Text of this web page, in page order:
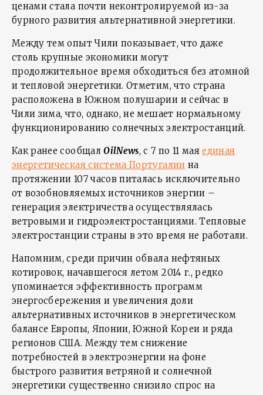
ценами стала почти неконтролируемой из-за
бурного развития альтернативной энергетики.
Между тем опыт Чили показывает, что даже
столь крупные экономики могут
продолжительное время обходиться без атомной
и тепловой энергетики. Отметим, что страна
расположена в Южном полушарии и сейчас в
Чили зима, что, однако, не мешает нормальному
функционированию солнечных электростанций.
Как ранее сообщалOilNews, с 7 по 11 маяединая
энергетическая система Португалии на
протяжении 107 часов питалась исключительно
от возобновляемых источников энергии –
генерация электричества осуществлялась
ветровыми и гидроэлектростанциями. Тепловые
электростанции страны в это время не работали.
Напомним, среди причин обвала нефтяных
котировок, начавшегося летом 2014 г., редко
упоминается эффективность программ
энергосбережения и увеличения доли
альтернативных источников в энергетическом
балансе Европы, Японии, Южной Кореи и ряда
регионов США. Между тем снижение
потребностей в электроэнергии на фоне
быстрого развития ветряной и солнечной
энергетики существенно снизило спрос на